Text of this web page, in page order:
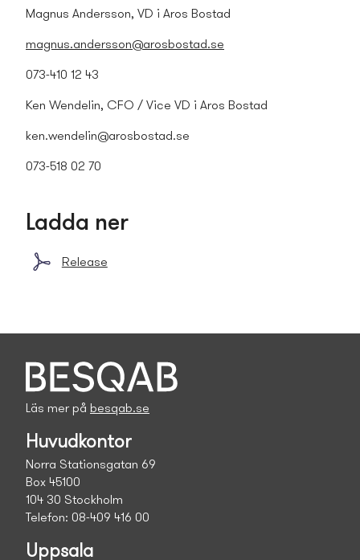
Magnus Andersson, VD i Aros Bostad
magnus.andersson@arosbostad.se
073-410 12 43
Ken Wendelin, CFO / Vice VD i Aros Bostad
ken.wendelin@arosbostad.se
073-518 02 70
Ladda ner
Release
Läs mer på besqab.se
Huvudkontor
Norra Stationsgatan 69
Box 45100
104 30 Stockholm
Telefon: 08-409 416 00
Uppsala